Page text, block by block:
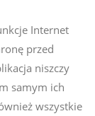
Internet
przed
niszczy
samym ich
wszystkie